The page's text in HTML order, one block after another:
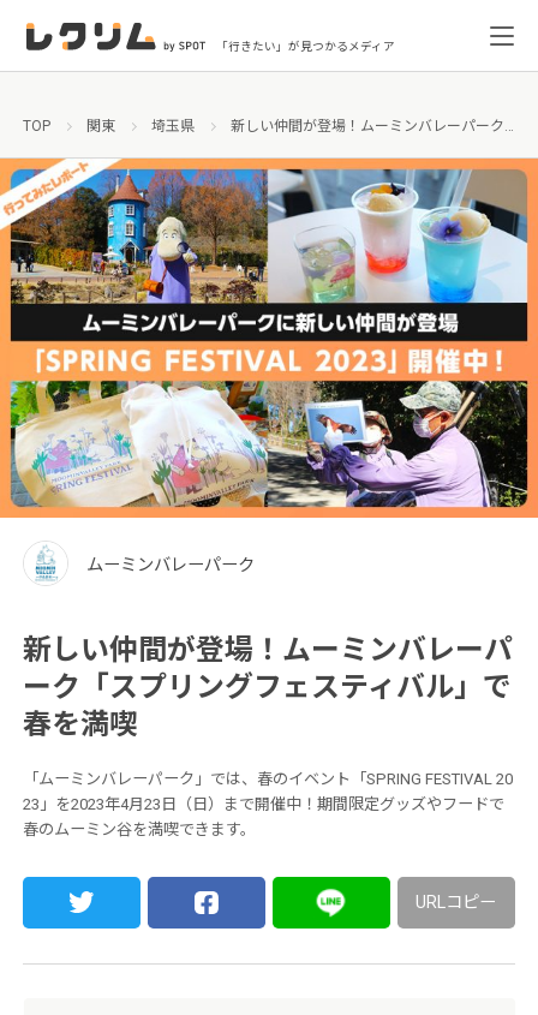
「行きたい」が見つかるメディア
TOP 関東 埼玉県 新しい仲間が登場！ムーミンバレーパーク「スプリングフェスティバル」で春を満喫
ムーミンバレーパーク
新しい仲間が登場！ムーミンバレーパ
ーク「スプリングフェスティバル」で
春を満喫
「ムーミンバレーパーク」では、春のイベント「SPRING FESTIVAL 20
23」を2023年4月23日（日）まで開催中！期間限定グッズやフードで
春のムーミン谷を満喫できます。
URLコピー